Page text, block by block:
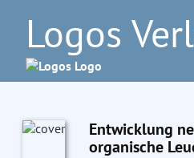
Logos
Entwicklung
organische